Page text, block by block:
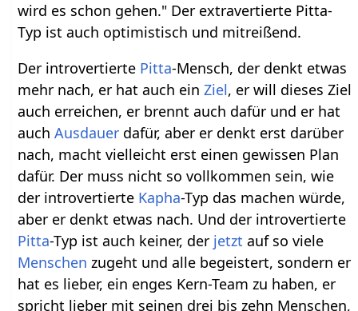
wird es schon gehen." Der extravertierte Pitta-
Typ ist auch optimistisch und mitreißend.
Der introvertierte Pitta-Mensch, der denkt etwas
mehr nach, er hat auch einZiel, er will dieses Ziel
auch erreichen, er brennt auch dafür und er hat
auchAusdauer dafür, aber er denkt erst darüber
nach, macht vielleicht erst einen gewissen Plan
dafür. Der muss nicht so vollkommen sein, wie
der introvertierte Kapha-Typ das machen würde,
aber er denkt etwas nach. Und der introvertierte
Pitta-Typ ist auch keiner, der jetzt auf so viele
Menschen zugeht und alle begeistert, sondern er
hat es lieber, ein enges Kern-Team zu haben, er
spricht lieber mit seinen drei bis zehn Menschen,